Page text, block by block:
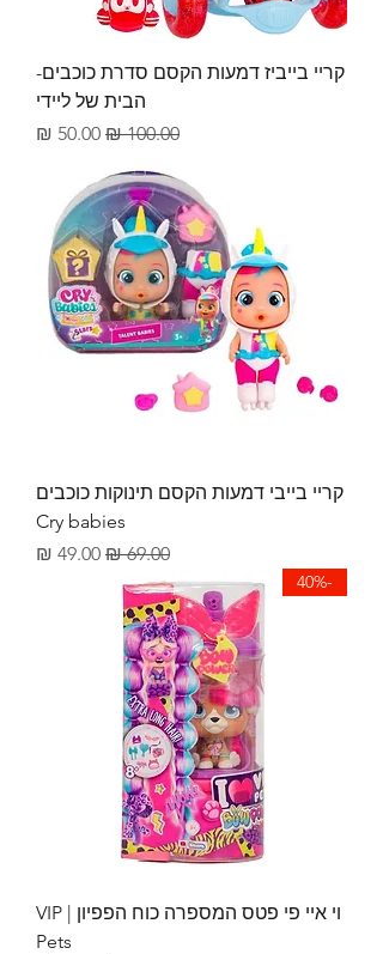
קריי בייביז דמעות הקסם סדרת כוכבים-
הבית של ליידי
מחיר רגיל מחיר מבצע
קריי בייבי דמעות הקסם תינוקות כוכבים
Cry babies
מחיר רגילמחיר מבצע
-40%
וי איי פי פטס המספרה כוח הפפיון | VIP
Pets